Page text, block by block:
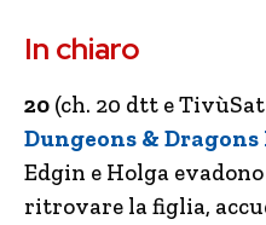
In chiaro
20 (ch. 20 dtt e TivùSat
Dungeons & Dragons
Edgin e Holga
ritrovare la figlia,